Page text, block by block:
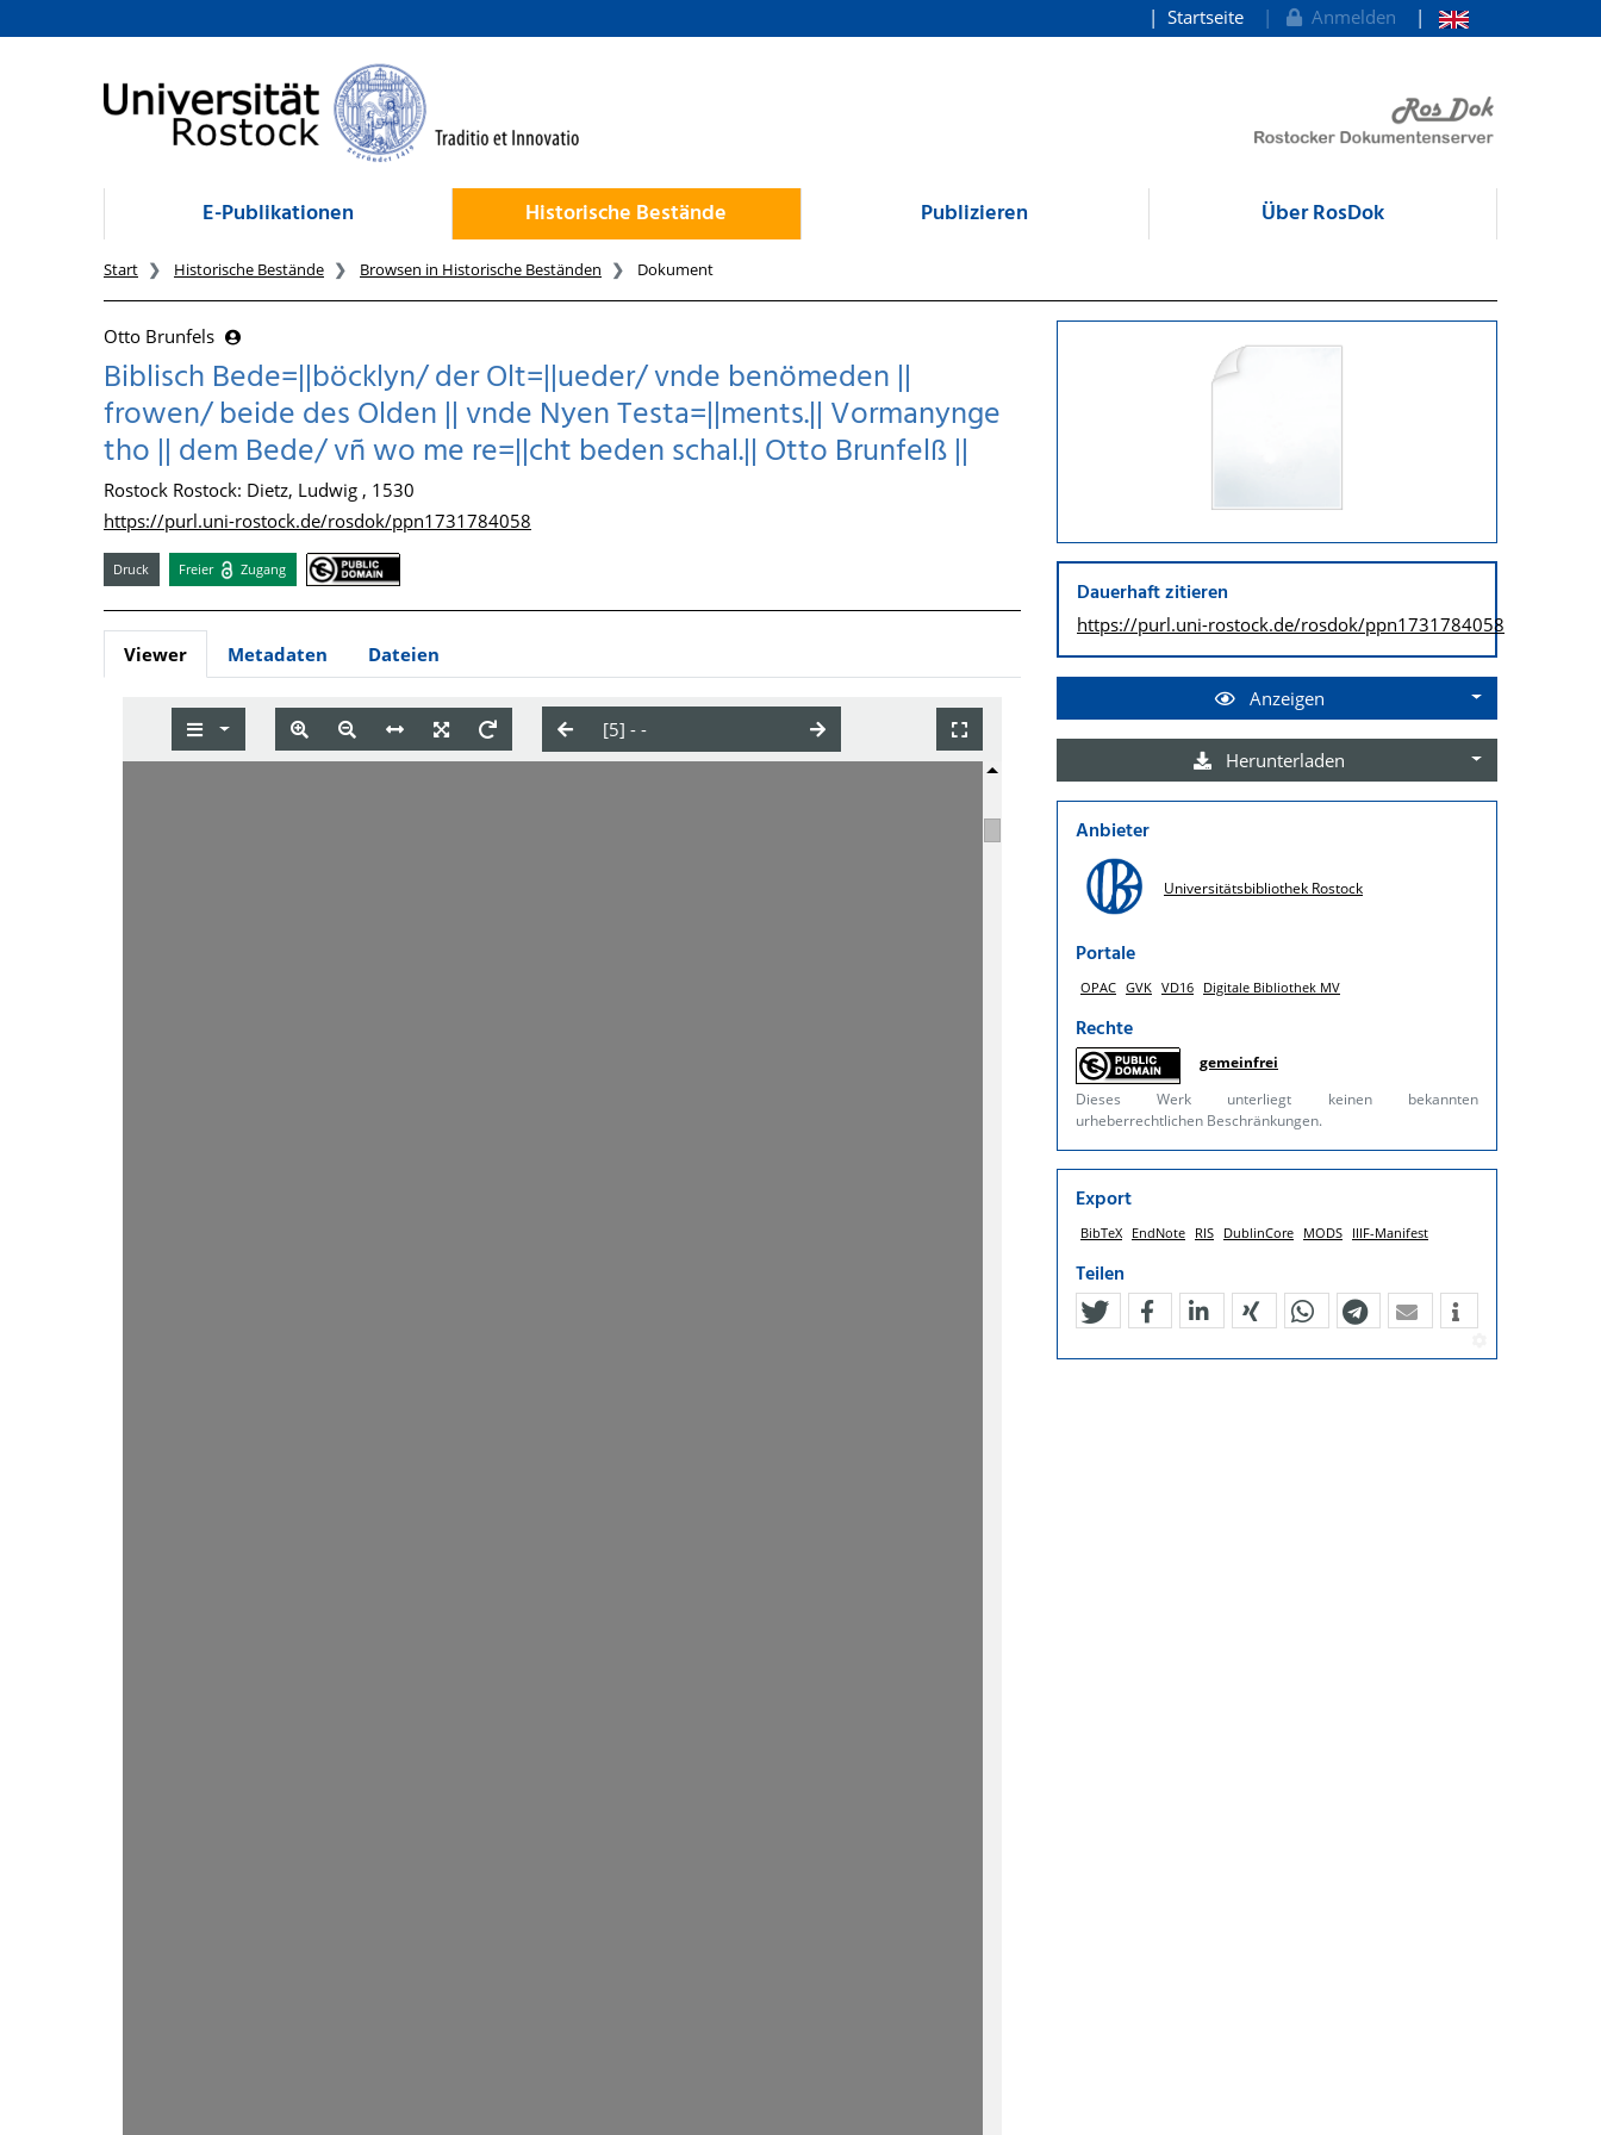
zum Inhalt
Startseite Anmelden
E-Publikationen Historische Bestände Publizieren Über RosDok
Start Historische Bestände Browsen in Historische Beständen Dokument
Otto Brunfels
Biblisch Bede=||böcklyn/ der Olt=||ueder/ vnde benömeden ||
frowen/ beide des Olden || vnde Nyen Testa=||ments.|| Vormanynge
tho || dem Bede/ vñ wo me re=||cht beden schal.|| Otto Brunfelß ||
Rostock Rostock: Dietz, Ludwig , 1530
https://purl.uni-rostock.de/rosdok/ppn1731784058
Druck Freier Zugang
Viewer Metadaten Dateien
Dauerhaft zitieren
https://purl.uni-rostock.de/rosdok/ppn1731784058
Anzeigen
Herunterladen
Anbieter
Universitätsbibliothek Rostock
Portale
OPAC GVK VD16 Digitale Bibliothek MV
Rechte
gemeinfrei
Dieses Werk unterliegt keinen bekannten
urheberrechtlichen Beschränkungen.
Export
BibTeX EndNote RIS DublinCore MODS IIIF-Manifest
Teilen